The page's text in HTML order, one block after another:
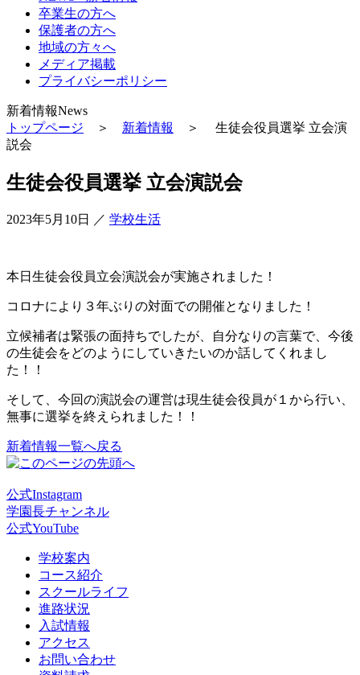
卒業生の方へ
保護者の方へ
地域の方々へ
メディア掲載
プライバシーポリシー
新着情報News
トップページ ＞ 新着情報
＞ 生徒会役員選挙 立会演
説会
生徒会役員選挙 立会演説会
2023年5月10日 ／ 学校生活
本日生徒会役員立会演説会が実施されました！
コロナにより３年ぶりの対面での開催となりました！
立候補者は緊張の面持ちでしたが、自分なりの言葉で、今後
の生徒会をどのようにしていきたいのか話してくれまし
た！！
そして、今回の演説会の運営は現生徒会役員が１から行い、
無事に選挙を終えられました！！
新着情報一覧へ戻る
公式Instagram
学園長チャンネル
公式YouTube
学校案内
コース紹介
スクールライフ
進路状況
入試情報
アクセス
お問い合わせ